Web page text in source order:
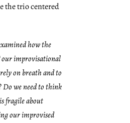
the trio centered
how the
our improvisational
on breath and to
Do we need to think
fragile about
our improvised